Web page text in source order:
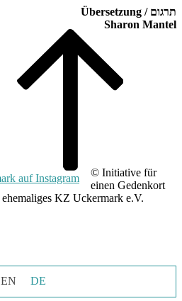
תרגום / Übersetzung
Sharon Mantel
© Initiative für
einen Gedenkort
ehemaliges KZ Uckermark e.V.
EN DE